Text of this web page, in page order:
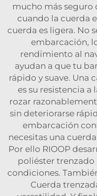
mucho más seguro
cuando la cuerda
cuerda es ligera. No
embarcación,
rendimiento al
ayudan a que tu
rápido y suave. Una
es su resistencia a
rozar
sin deteriorarse
embarcación
necesitas una
Por ello RIOOP
poliéster trenzado
condiciones.
Cuerda